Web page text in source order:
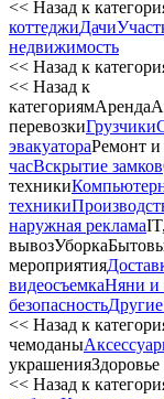
<< Назад к
коттеджиДачи
недвижимость
<< Назад к
<< Назад к
категориямАренда
перевозкиГрузчики
эвакуатораРемонт и
часВскрытие замков
техники
техники
наружная реклама
вывозУборка
мероприятия
видеосъемкаНяни и
безопасность
<< Назад к
чемоданы
украшенияЗдоровье
<< Назад к